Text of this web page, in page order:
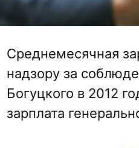
Среднемесячная
надзору за
Богуцкого в 2012
зарплата